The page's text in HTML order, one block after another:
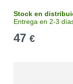
Stock en
Entrega en 2-3
47 €